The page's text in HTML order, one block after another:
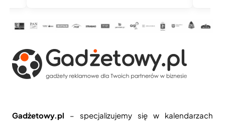
Gadżetowy.pl – specjalizujemy się w kalendarzach